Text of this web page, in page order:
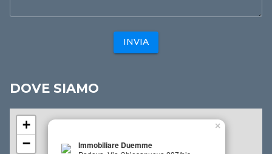
INVIA
DOVE SIAMO
Immobiliare Duemme
×
+
−